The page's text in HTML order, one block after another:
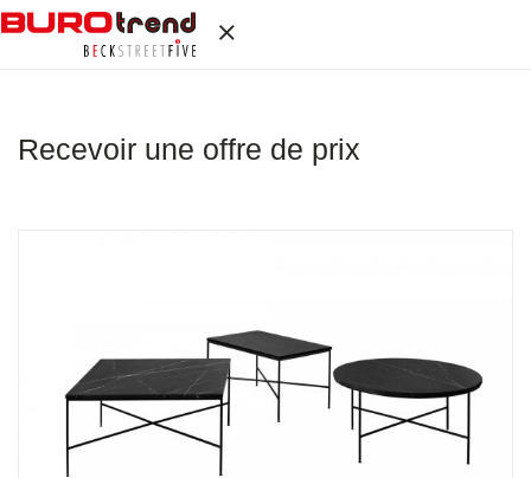
Recevoir une offre de prix